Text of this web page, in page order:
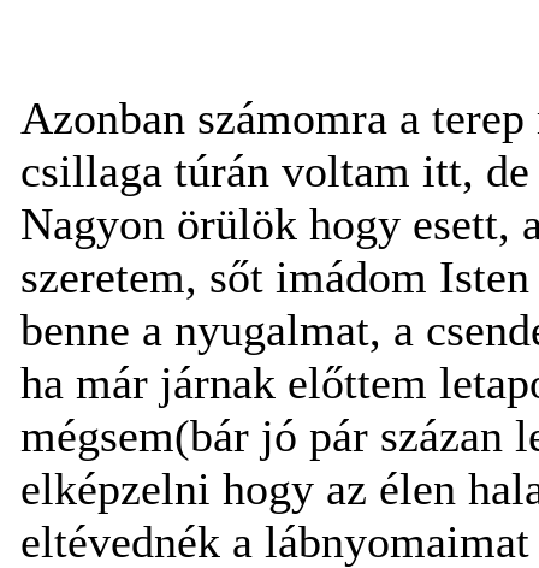
Azonban számomra a
csillaga túrán voltam itt,
Nagyon örülök hogy esett,
szeretem, sőt imádom
benne a nyugalmat, a
ha már járnak előttem
mégsem(bár jó pár százan
elképzelni hogy az élen
eltévednék a